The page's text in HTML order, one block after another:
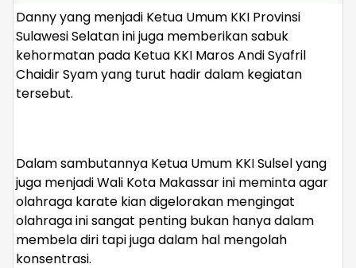
Danny yang menjadi Ketua Umum KKI Provinsi
Sulawesi Selatan ini juga memberikan sabuk
kehormatan pada Ketua KKI Maros Andi Syafril
Chaidir Syam yang turut hadir dalam kegiatan
tersebut.
Dalam sambutannya Ketua Umum KKI Sulsel yang
juga menjadi Wali Kota Makassar ini meminta agar
olahraga karate kian digelorakan mengingat
olahraga ini sangat penting bukan hanya dalam
membela diri tapi juga dalam hal mengolah
konsentrasi.